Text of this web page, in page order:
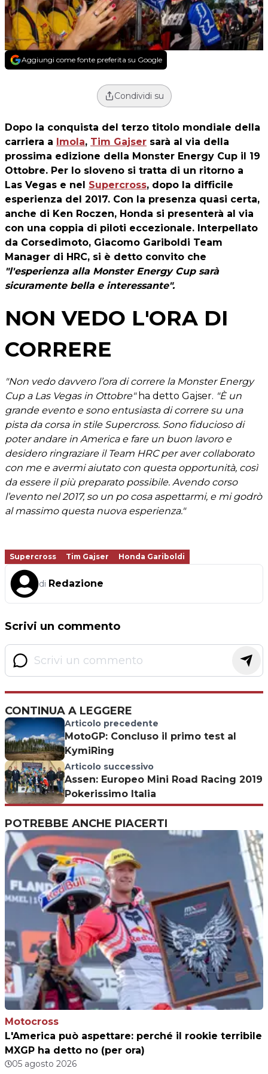
Aggiungi come fonte preferita su Google
Condividi su
Dopo la conquista del terzo titolo mondiale della
carriera a Imola, Tim Gajser sarà al via della
prossima edizione della Monster Energy Cup il 19
Ottobre. Per lo sloveno si tratta di un ritorno a
Las Vegas e nel Supercross, dopo la difficile
esperienza del 2017. Con la presenza quasi certa,
anche di Ken Roczen, Honda si presenterà al via
con una coppia di piloti eccezionale. Interpellato
da Corsedimoto, Giacomo Gariboldi Team
Manager di HRC, si è detto convito che
"l'esperienza alla Monster Energy Cup sarà
sicuramente bella e interessante".
NON VEDO L'ORA DI
CORRERE
"Non vedo davvero l’ora di correre la Monster Energy
Cup a Las Vegas in Ottobre"ha detto Gajser. "È un
grande evento e sono entusiasta di correre su una
pista da corsa in stile Supercross. Sono fiducioso di
poter andare in America e fare un buon lavoro e
desidero ringraziare il Team HRC per aver collaborato
con me e avermi aiutato con questa opportunità, così
da essere il più preparato possibile. Avendo corso
l’evento nel 2017, so un po cosa aspettarmi, e mi godrò
al massimo questa nuova esperienza."
Supercross Tim Gajser Honda Gariboldi
di Redazione
Scrivi un commento
CONTINUA A LEGGERE
Articolo precedente
MotoGP: Concluso il primo test al
KymiRing
Articolo successivo
Assen: Europeo Mini Road Racing 2019
Pokerissimo Italia
POTREBBE ANCHE PIACERTI
Motocross
L'America può aspettare: perché il rookie terribile
MXGP ha detto no (per ora)
05 agosto 2026